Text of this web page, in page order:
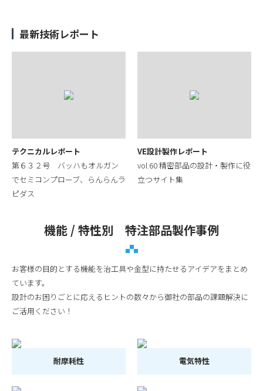
最新技術レポート
テクニカルレポート
第６３２号 バッハもオルガン
でセミコンプローブ、らんらんラ
ピダス
VE設計製作レポート
vol.60 精密部品の設計・製作に役
立つサイト集
機能 / 特性別 特注部品製作事例
お客様の目的とする機能を治工具や金型に持たせるアイデアをまとめ
ています。
設計のお困りごとに応えるヒントの数々から御社の部品の課題解決に
ご活用ください！
耐摩耗性 電気特性